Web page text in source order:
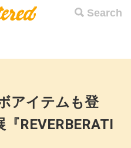
Search
アイテムも登
REVERBERATI